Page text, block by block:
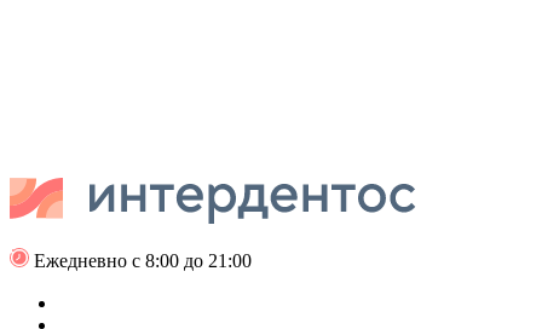
Ежедневно с 8:00 до 21:00